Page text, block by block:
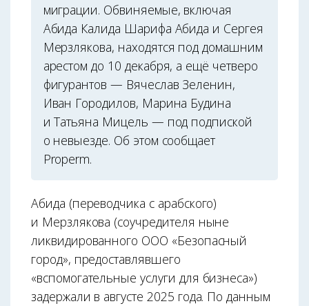
миграции. Обвиняемые, включая
Абида Калида Шарифа Абида и Сергея
Мерзлякова, находятся под домашним
арестом до 10 декабря, а ещё четверо
фигурантов — Вячеслав Зеленин,
Иван Городилов, Марина Будина
и Татьяна Мицель — под подпиской
о невыезде. Об этом сообщает
Properm.
Абида (переводчика с арабского)
и Мерзлякова (соучредителя ныне
ликвидированного ООО «Безопасный
город», предоставлявшего
«вспомогательные услуги для бизнеса»)
задержали в августе 2025 года. По данным